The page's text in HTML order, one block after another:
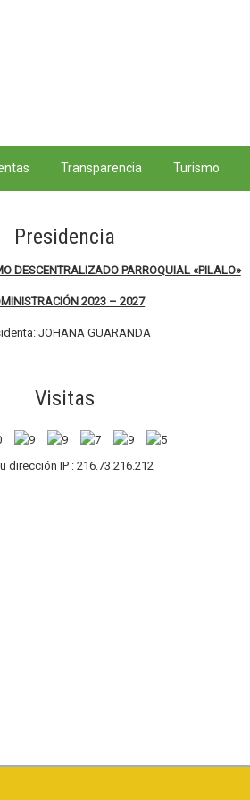
Transparencia Turismo
Presidencia
DESCENTRALIZADO PARROQUIAL «PILALO»
2023 – 2027
JOHANA GUARANDA
Visitas
dirección IP : 216.73.216.212